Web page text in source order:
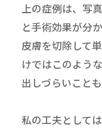
上の症例は、写
と手術効果が分
皮膚を切除して
けではこのよう
出しづらいことも
私の工夫としては